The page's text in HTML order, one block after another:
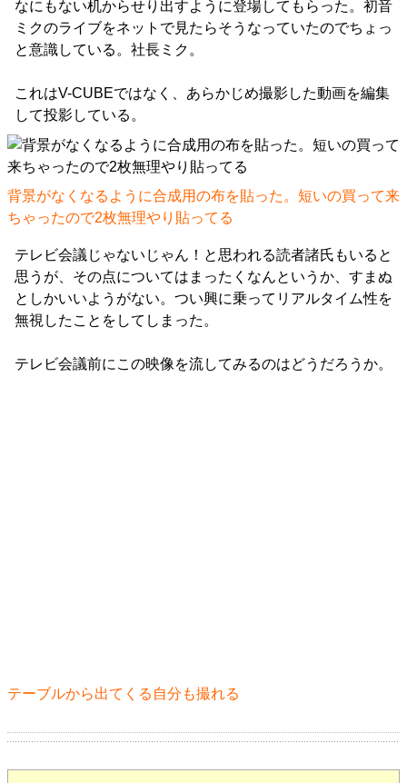
なにもない机からせり出すように登場してもらった。初音
ミクのライブをネットで見たらそうなっていたのでちょっ
と意識している。社長ミク。
これはV-CUBEではなく、あらかじめ撮影した動画を編集
して投影している。
背景がなくなるように合成用の布を貼った。短いの買って来
ちゃったので2枚無理やり貼ってる
テレビ会議じゃないじゃん！と思われる読者諸氏もいると
思うが、その点についてはまったくなんというか、すまぬ
としかいいようがない。つい興に乗ってリアルタイム性を
無視したことをしてしまった。
テレビ会議前にこの映像を流してみるのはどうだろうか。
テーブルから出てくる自分も撮れる